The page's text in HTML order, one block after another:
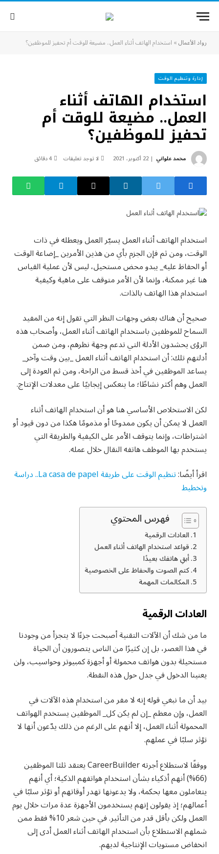
رواد الأعمال» استخدام الهاتف أثناء العمل.. مضيعة للوقت أم تحفيز للموظفين؟
إدارة وتنظيم الوقت
استخدام الهاتف أثناء
العمل.. مضيعة للوقت أم
تحفيز للموظفين؟
محمد علواني 22 أكتوبر، 2021 لا توجد تعليقات 4 دقائق
استخدام الهاتف أثناء العمل يسيّر العمل ويعطله في ذات
الوقت، ومن ثم فإن الجزم بأي من هذين الأمرين _إضاعة الوقت
أو الحفاظ عليه_ يبدو محض مستحيل، ليس لأن عملية القياس
هنا غير ممكنة، وإنما لأن الأمر متوقف على ماهية وكيفية
استخدام هذا الهاتف بالذات.
صحيح أن هناك بعض وجهات النظر التي تقول إنه من المفيد
السماح للموظفين باستخدام الهاتف أثناء العمل، وأصحاب هذه
الرؤى يحشدون الأدلة التي تدعم وجهة نظرهم، ومن ضمن
أدلتهم تلك: أن استخدام الهاتف أثناء العمل _بين وقت وآخر_
يساعد الموظفين في أخذ قسط من الراحة، ومن ثم العودة إلى
العمل وهم أكثر نشاطًا؛ ما ينعكس إيجابيًا على معدلات الإنتاج.
لكن الاستخلاص الأساسي هنا هو أن استخدام الهاتف أثناء
العمل لا يمكن أن يكون ممدوحًا أو مذمومًا هكذا من دون قيود أو
اشتراطات، وإنما يتوقف الأمر على الكيفية والطريقة التي
يستخدم بها الموظف هاتفه النقال خلال عمله.
اقرأ أيضًا:
تنظيم الوقت على طريقة La casa de papel.. دراسة
وتخطيط
فهرس المحتوي
العادات الرقمية
قواعد استخدام الهاتف أثناء العمل
أبقِ هاتفك بعيدًا
كتم الصوت والحفاظ على الخصوصية
المكالمات المهمة
العادات الرقمية
ما من شك أن الآلات التقنية أصبحت جزءًا لا يتجزأ من وجودنا
في هذا العصر، بل إن كثيرًا من الناس يتصورون أن الحياة
مستحيلة بدون هواتف محمولة أو أجهزة كمبيوتر وحواسيب، ولن
يعنينا الدخول في جدل حول هذه النقطة.
بيد أن ما نبغي قوله إنه لا مفر من استخدام هذه الآلات في
العمل، وإن معظم _إن لم يكن كل_ الموظفين يستخدم الهواتف
المحمولة أثناء العمل، إلا أنهم على الرغم من ذلك يدّعون أنها لا
تؤثر سلبًا في عملهم.
ووفقًا لاستطلاع أجرته CareerBuilder يعتقد ثلثا الموظفين
(66%) أنهم أذكياء بشأن استخدام هواتفهم الذكية؛ أي أنهم
يتعاملون معها بحكمة، ولا يدعونها تهدر أوقاتهم أو تؤثر سلبًا في
أعمالهم؛ إذ يقولون إنهم يستخدمون الأجهزة عدة مرات خلال يوم
العمل ولكن بأقل قدر من التأثير. في حين شعر 10% فقط ممن
شملهم الاستطلاع بأن استخدام الهاتف أثناء العمل أدى إلى
انخفاض مستويات الإنتاجية لديهم.